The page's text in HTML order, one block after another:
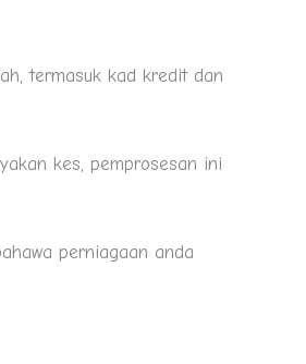
termasuk kad kredit dan
kes, pemprosesan ini
perniagaan anda